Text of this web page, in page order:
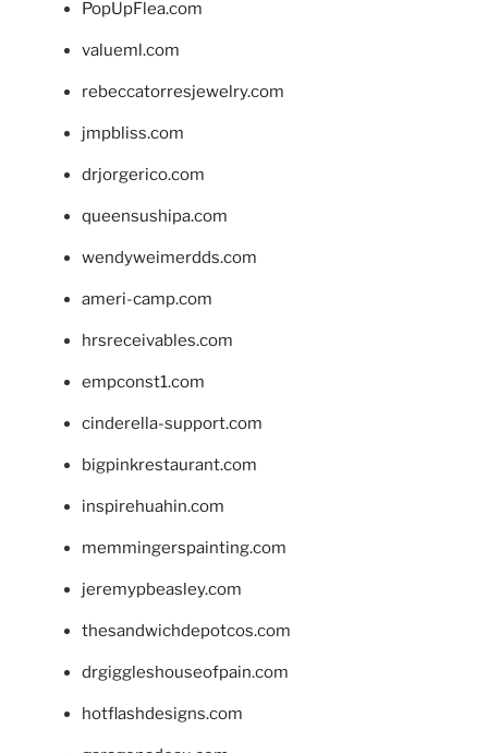
PopUpFlea.com
valueml.com
rebeccatorresjewelry.com
jmpbliss.com
drjorgerico.com
queensushipa.com
wendyweimerdds.com
ameri-camp.com
hrsreceivables.com
empconst1.com
cinderella-support.com
bigpinkrestaurant.com
inspirehuahin.com
memmingerspainting.com
jeremypbeasley.com
thesandwichdepotcos.com
drgiggleshouseofpain.com
hotflashdesigns.com